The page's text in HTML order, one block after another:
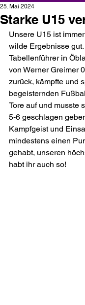
Starke U15
25. Mai 2024
Unsere U15 ist
wilde Ergebnisse
Tabellenführer in
von Werner Greimer
zurück, kämpfte und
begeisternden
Tore auf und musste
5-6 geschlagen
Kampfgeist und
mindestens einen
gehabt, unseren
habt ihr auch so!